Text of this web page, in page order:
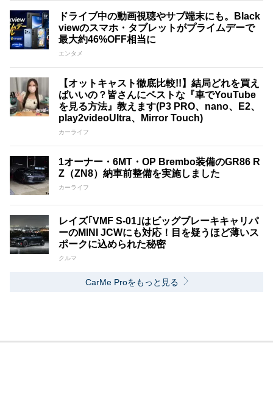
ドライブ中の動画視聴やサブ端末にも。Black
viewのスマホ・タブレットがプライムデーで
最大約46%OFF相当に
エンタメ
【オットキャスト徹底比較!!】結局どれを買え
ばいいの？皆さんにベストな『車でYouTube
を見る方法』教えます(P3 PRO、nano、E2、
play2videoUltra、Mirror Touch)
カーライフ
1オーナー・6MT・OP Brembo装備のGR86 R
Z（ZN8）納車前整備を実施しました
カーライフ
レイズ｢VMF S-01｣はビッグブレーキキャリパ
ーのMINI JCWにも対応！目を疑うほど薄いス
ポークに込められた秘密
クルマ
CarMe Proをもっと見る